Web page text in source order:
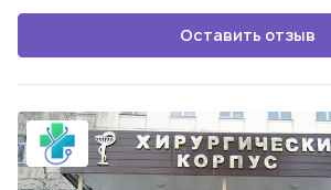
Оставить отзыв